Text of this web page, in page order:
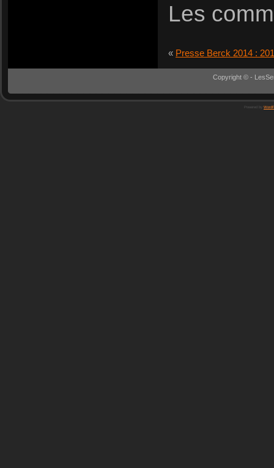
Les
« Presse Berck 2014 :
Copyright © -
Powered by